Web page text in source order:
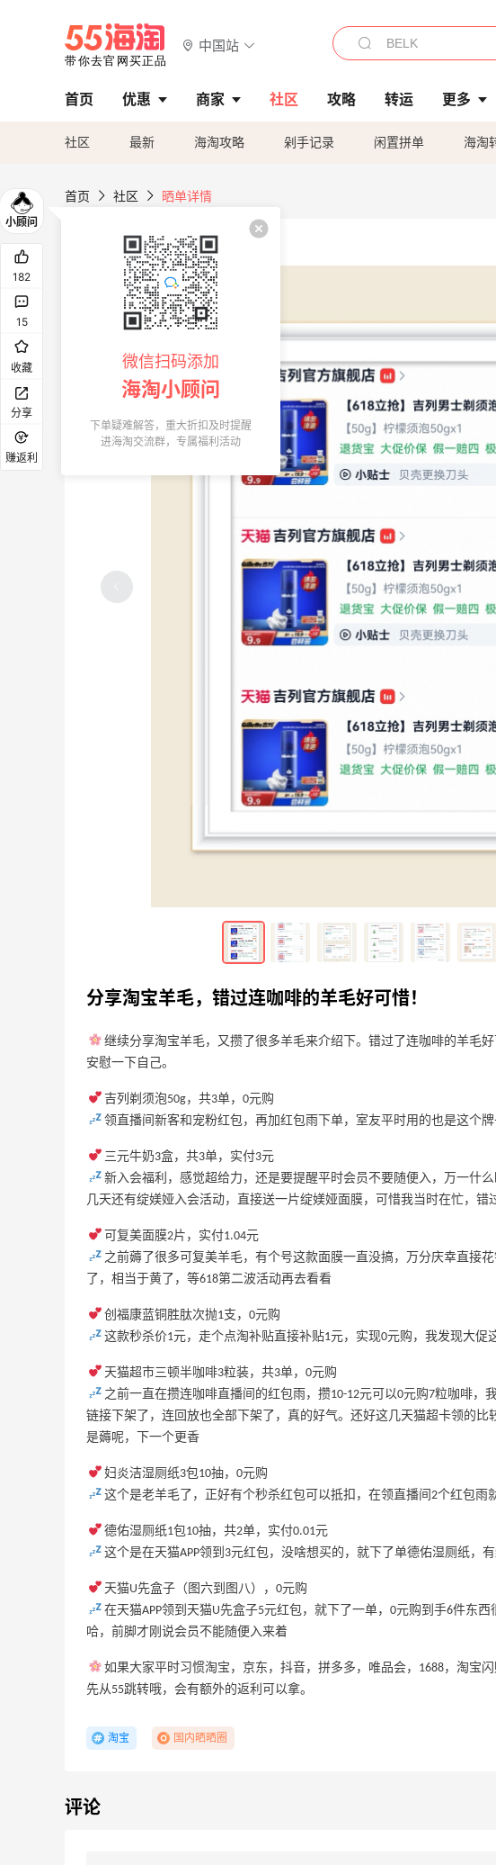
中国站
首页 优惠 商家 社区 攻略 转运 更多
社区 最新 海淘攻略 剁手记录 闲置拼单 海淘
首页 社区 晒单详情
分享淘宝羊毛，错过连咖啡的羊毛好可惜！
继续分享淘宝羊毛，又攒了很多羊毛来介绍下。错过了连咖啡的羊毛
安慰一下自己。
吉列剃须泡50g，共3单，0元购
领直播间新客和宠粉红包，再加红包雨下单，室友平时用的也是这个
三元牛奶3盒，共3单，实付3元
新入会福利，感觉超给力，还是要提醒平时会员不要随便入，万一什
几天还有绽媄娅入会活动，直接送一片绽媄娅面膜，可惜我当时在忙，错
可复美面膜2片，实付1.04元
之前薅了很多可复美羊毛，有个号这款面膜一直没搞，万分庆幸直接
了，相当于黄了，等618第二波活动再去看看
创福康蓝铜胜肽次抛1支，0元购
这款秒杀价1元，走个点淘补贴直接补贴1元，实现0元购，我发现大促
天猫超市三顿半咖啡3粒装，共3单，0元购
之前一直在攒连咖啡直播间的红包雨，攒10-12元可以0元购7粒咖啡，
链接下架了，连回放也全部下架了，真的好气。还好这几天猫超卡领的比
是薅呢，下一个更香
妇炎洁湿厕纸3包10抽，0元购
这个是老羊毛了，正好有个秒杀红包可以抵扣，在领直播间2个红包雨
德佑湿厕纸1包10抽，共2单，实付0.01元
这个是在天猫APP领到3元红包，没啥想买的，就下了单德佑湿厕纸，
天猫U先盒子（图六到图八），0元购
在天猫APP领到天猫U先盒子5元红包，就下了一单，0元购到手6件东
哈，前脚才刚说会员不能随便入来着
如果大家平时习惯淘宝，京东，抖音，拼多多，唯品会，1688，淘宝
先从55跳转哦，会有额外的返利可以拿。
淘宝 国内晒晒圈
评论
分享京东羊毛，生活用品都给我薅起来！
分享京东洗护羊毛，还是薅到很多新羊
3
分享京东护肤羊毛，活动合适就囤囤囤！
3天前 3
4天1小时
adidas HK：精选正价产品促销！入球
2件8折 叠加满HK$1800-100
adidas HK
10天1小时
Eraldo：折扣区服饰鞋包清仓 选购巴黎世
低至5折
Eraldo
3天1小时
Diesel Europe：折扣区上新热卖！入手包
袋、服饰、鞋履等
低至5折
Diesel Europe
13小时
精选低至2折
Maje US
13小时
182
15
收藏
分享
赚返利
微信扫码添加
海淘小顾问
下单疑难解答，重大折扣及时提醒
进海淘交流群，专属福利活动